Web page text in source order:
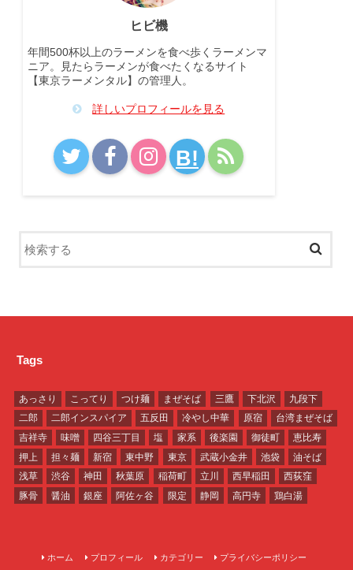
ヒビ機
年間500杯以上のラーメンを食べ歩くラーメンマ
ニア。見たらラーメンが食べたくなるサイト
【東京ラーメンタル】の管理人。
詳しいプロフィールを見る
B!
Tags
あっさり こってり つけ麺 まぜそば 三鷹 下北沢
九段下
二郎
二郎インスパイア 五反田 冷やし中華 原宿
台湾まぜそば
吉祥寺
味噌 四谷三丁目 塩 家系 後楽園 御徒町
恵比寿
押上
担々麺 新宿 東中野 東京 武蔵小金井 池袋
油そば
浅草
渋谷 神田 秋葉原 稲荷町 立川 西早稲田
西荻窪
豚骨
醤油 銀座 阿佐ヶ谷 限定 静岡 高円寺 鶏白湯
ホーム プロフィール カテゴリー プライバシーポリシー